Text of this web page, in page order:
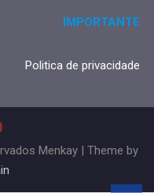
IMPORTANTE
Politica de privacidade
Menkay | Theme by